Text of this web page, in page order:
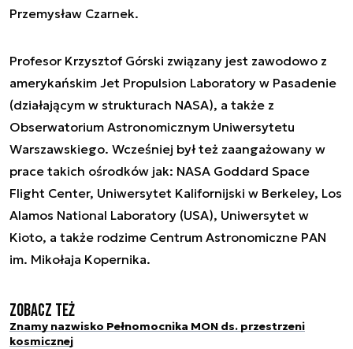
Przemysław Czarnek.
Profesor Krzysztof Górski związany jest zawodowo z
amerykańskim Jet Propulsion Laboratory w Pasadenie
(działającym w strukturach NASA), a także z
Obserwatorium Astronomicznym Uniwersytetu
Warszawskiego. Wcześniej był też zaangażowany w
prace takich ośrodków jak: NASA Goddard Space
Flight Center, Uniwersytet Kalifornijski w Berkeley, Los
Alamos National Laboratory (USA), Uniwersytet w
Kioto, a także rodzime Centrum Astronomiczne PAN
im. Mikołaja Kopernika.
Zobacz też
Znamy nazwisko Pełnomocnika MON ds. przestrzeni
kosmicznej